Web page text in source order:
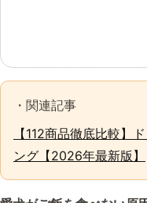
・関連記事
【112商品徹底比較】
ング【2026年最新版】